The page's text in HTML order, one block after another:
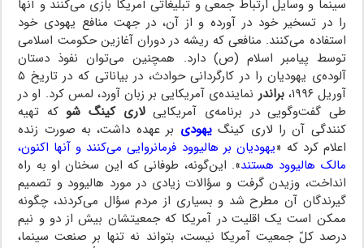
سینما و وسایل ارتباط جمعی و تبلیغاتی آمریکا بازی می‌کنند و آنها
را در تسخیر خود در آورده و از آن، در جهت منافع یهودی خود
استفاده می‌کنند. منافعی که ریشه در دوران آغازین حکومت اسلامی
توسط پیامبر اسلام (ص) دارد. همچنین می‌توان نفوذ دستان
آلوده‌ی یهودیان را در کارگردانی حوادث، در بیاناتی که در تاریخ ۵
آوریل ۱۹۹۶،
براندرنماینده‌ی آمریکایی بر زبان آورد، لمس کرد. او در
طی گفت‌وگویی در برنامه‌ی آمریکاییلاری کینگ شوکه تهیه
کنندگی آن را لاری کینگیهودی بر عهده داشت، به صورت زنده
اعلام کرد که «یهودیان بر هالیوود فرمانروایی می‌کنند و آنها اکنون،
مالک هالیوود هستند». این‌گونه، طوفانی که این سخنان او به راه
انداخت، وزیدن گرفت و سؤالات زیادی در مورد هالیوود و تصمیم
گیرندگان آن مطرح شد و بسیاری از مردم سؤال می‌کردند، چگونه
ممکن است یک اقلیت در آمریکا که جمعیتشان بیش از دو و نیم
درصد کلّ جمعیت آمریکا نیست، بتواند نه تنها بر صنعت سینما،